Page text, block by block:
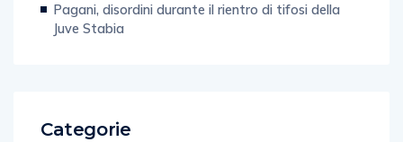
Pagani, disordini durante il rientro di tifosi della
Juve Stabia
Categorie